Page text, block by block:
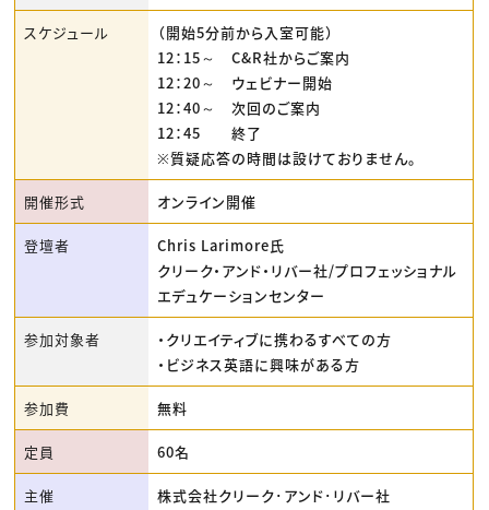
スケジュール
（開始5分前から入室可能）
12：15～ C&R社からご案内
12：20～ ウェビナー開始
12：40～ 次回のご案内
12：45 終了
※質疑応答の時間は設けておりません。
開催形式 オンライン開催
登壇者
Chris Larimore氏
クリーク・アンド・リバー社/プロフェッショナル
エデュケーションセンター
参加対象者
・クリエイティブに携わるすべての方
・ビジネス英語に興味がある方
参加費 無料
定員 60名
主催 株式会社クリーク･アンド･リバー社